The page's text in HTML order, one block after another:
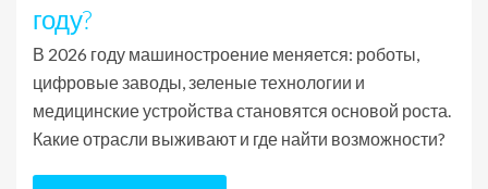
году?
В 2026 году машиностроение меняется: роботы,
цифровые заводы, зеленые технологии и
медицинские устройства становятся основой роста.
Какие отрасли выживают и где найти возможности?